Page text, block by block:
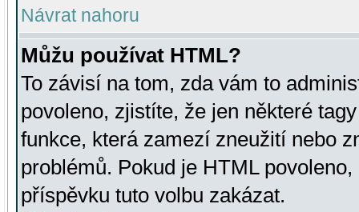
Návrat nahoru
Můžu používat HTML?
To závisí na tom, zda vám to
povoleno, zjistíte, že jen některé
funkce, která zamezí zneužití nebo
problémů. Pokud je HTML
příspěvku tuto volbu zakázat.